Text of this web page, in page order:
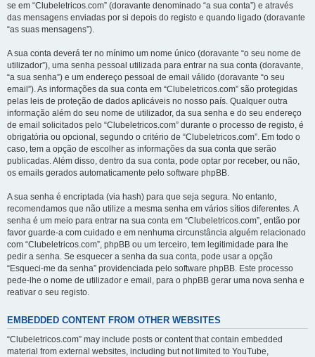
se em “Clubeletricos.com” (doravante denominado “a sua conta”) e através
das mensagens enviadas por si depois do registo e quando ligado (doravante
“as suas mensagens”).
A sua conta deverá ter no mínimo um nome único (doravante “o seu nome de
utilizador”), uma senha pessoal utilizada para entrar na sua conta (doravante,
“a sua senha”) e um endereço pessoal de email válido (doravante “o seu
email”). As informações da sua conta em “Clubeletricos.com” são protegidas
pelas leis de proteção de dados aplicáveis no nosso país. Qualquer outra
informação além do seu nome de utilizador, da sua senha e do seu endereço
de email solicitados pelo “Clubeletricos.com” durante o processo de registo, é
obrigatória ou opcional, segundo o critério de “Clubeletricos.com”. Em todo o
caso, tem a opção de escolher as informações da sua conta que serão
publicadas. Além disso, dentro da sua conta, pode optar por receber, ou não,
os emails gerados automaticamente pelo software phpBB.
A sua senha é encriptada (via hash) para que seja segura. No entanto,
recomendamos que não utilize a mesma senha em vários sítios diferentes. A
senha é um meio para entrar na sua conta em “Clubeletricos.com”, então por
favor guarde-a com cuidado e em nenhuma circunstância alguém relacionado
com “Clubeletricos.com”, phpBB ou um terceiro, tem legitimidade para lhe
pedir a senha. Se esquecer a senha da sua conta, pode usar a opção
“Esqueci-me da senha” providenciada pelo software phpBB. Este processo
pede-lhe o nome de utilizador e email, para o phpBB gerar uma nova senha e
reativar o seu registo.
EMBEDDED CONTENT FROM OTHER WEBSITES
“Clubeletricos.com” may include posts or content that contain embedded
material from external websites, including but not limited to YouTube,